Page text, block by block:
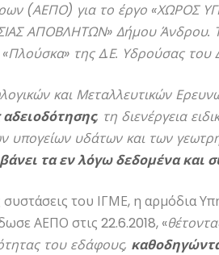
(ΑΕΠΟ) για το έργο «ΧΩΡΟΣ
ΑΠΟΒΛΗΤΩΝ» Δήμου Άνδρου.
«Πλούσκα» της Δ.Ε. Υδρούσας
και Μεταλλευτικών
, τη διενέργεια
υπογείων υδάτων και των
τα εν λόγω δεδομένα και
του ΙΓΜΕ, η αρμόδια
ΑΕΠΟ στις 22.6.2018, «
του εδάφους,